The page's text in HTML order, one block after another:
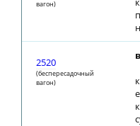
вагон)
2520
(беспересадочный
вагон)